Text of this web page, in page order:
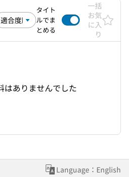
タイト
ルでま
とめる
一括
お気
に入
り
はありませんでした
Language：English